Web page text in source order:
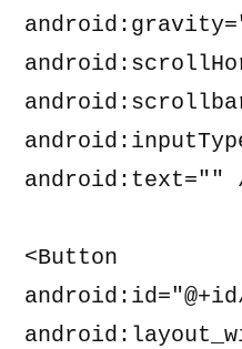
android:text=""
<Button